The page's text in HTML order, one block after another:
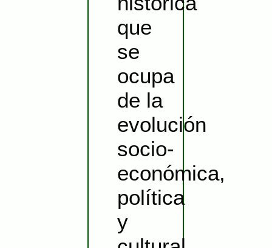
que
se
ocupa
de la
evolución
socio-
económica,
política
y